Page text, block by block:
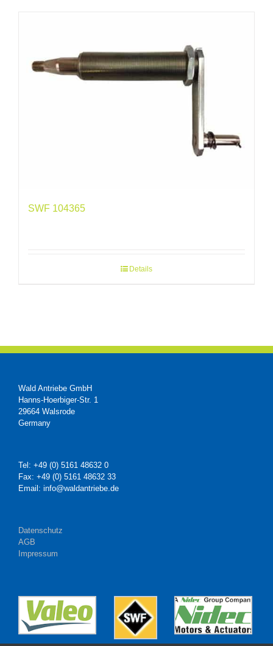
SWF 104365
Details
Wald Antriebe GmbH
Hanns-Hoerbiger-Str. 1
29664 Walsrode
Germany
Tel: +49 (0) 5161 48632 0
Fax: +49 (0) 5161 48632 33
Email: info@waldantriebe.de
Datenschutz
AGB
Impressum